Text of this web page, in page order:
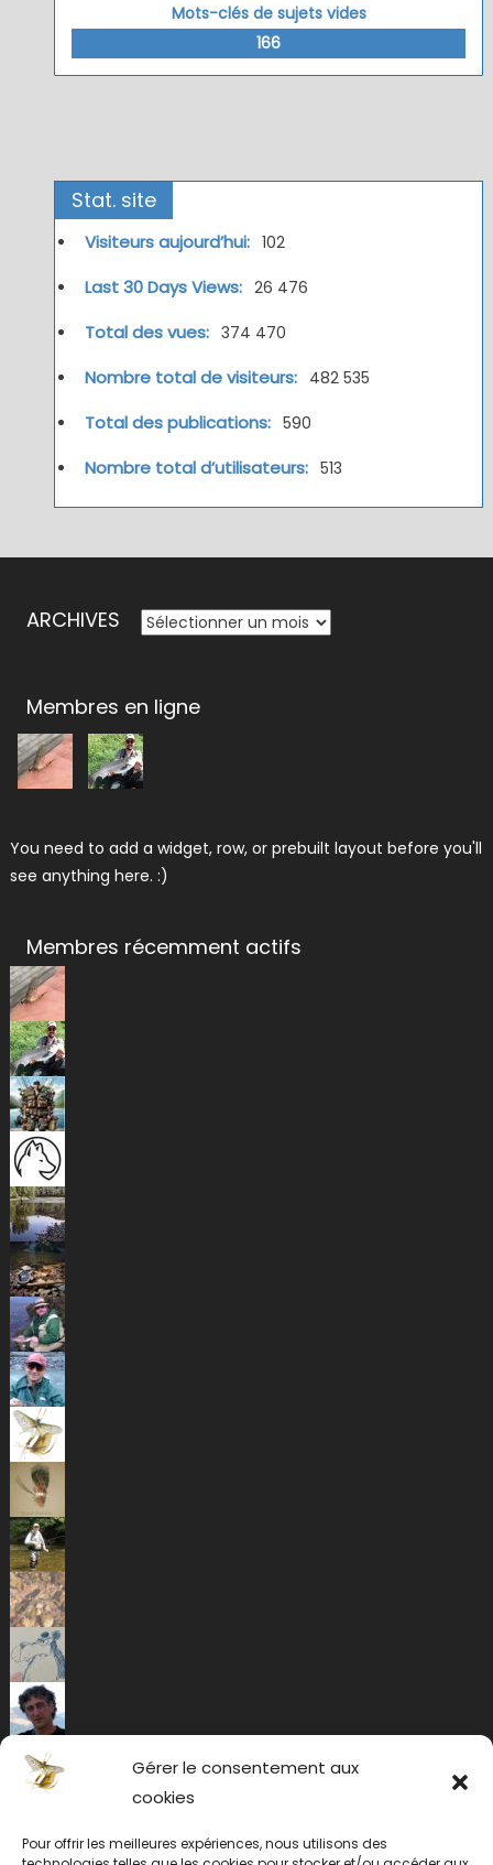
Gérer le consentement aux
cookies
Pour offrir les meilleures expériences, nous utilisons des
Mots-clés de sujets vides
166
Stat. site
Visiteurs aujourd’hui: 102
Last 30 Days Views: 26 476
Total des vues: 374 470
Nombre total de visiteurs: 482 535
Total des publications: 590
Nombre total d’utilisateurs: 513
ARCHIVES ARCHIVES
Membres en ligne
You need to add a widget, row, or prebuilt layout before you'll
see anything here. :)
Membres récemment actifs